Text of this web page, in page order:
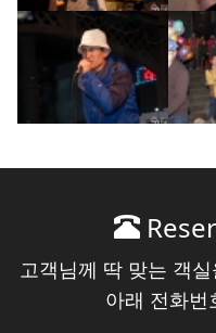
고객님께 딱 맞는 객
아래 전화번